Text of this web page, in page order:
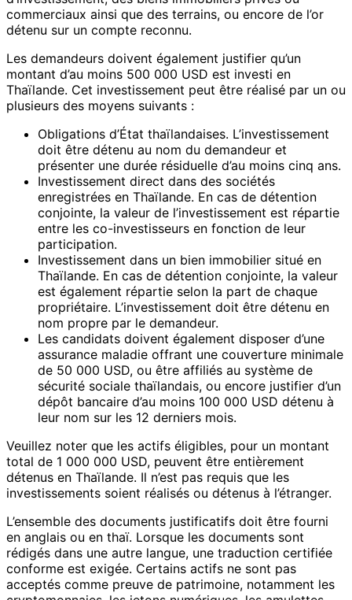
commerciaux ainsi que des terrains, ou encore de l’or
détenu sur un compte reconnu.
Les demandeurs doivent également justifier qu’un
montant d’au moins 500 000 USD est investi en
Thaïlande. Cet investissement peut être réalisé par un ou
plusieurs des moyens suivants :
Obligations d’État thaïlandaises. L’investissement
doit être détenu au nom du demandeur et
présenter une durée résiduelle d’au moins cinq ans.
Investissement direct dans des sociétés
enregistrées en Thaïlande. En cas de détention
conjointe, la valeur de l’investissement est répartie
entre les co-investisseurs en fonction de leur
participation.
Investissement dans un bien immobilier situé en
Thaïlande. En cas de détention conjointe, la valeur
est également répartie selon la part de chaque
propriétaire. L’investissement doit être détenu en
nom propre par le demandeur.
Les candidats doivent également disposer d’une
assurance maladie offrant une couverture minimale
de 50 000 USD, ou être affiliés au système de
sécurité sociale thaïlandais, ou encore justifier d’un
dépôt bancaire d’au moins 100 000 USD détenu à
leur nom sur les 12 derniers mois.
Veuillez noter que les actifs éligibles, pour un montant
total de 1 000 000 USD, peuvent être entièrement
détenus en Thaïlande. Il n’est pas requis que les
investissements soient réalisés ou détenus à l’étranger.
L’ensemble des documents justificatifs doit être fourni
en anglais ou en thaï. Lorsque les documents sont
rédigés dans une autre langue, une traduction certifiée
conforme est exigée. Certains actifs ne sont pas
acceptés comme preuve de patrimoine, notamment les